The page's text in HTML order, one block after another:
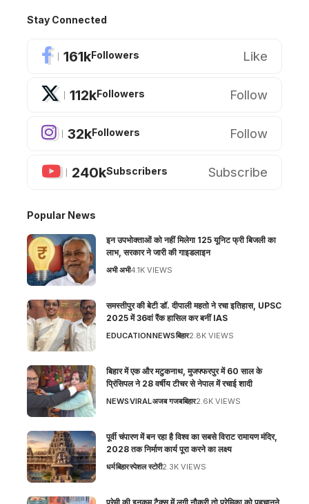
Stay Connected
161kFollowers Like
112kFollowers Follow
32kFollowers Follow
240kSubscribers Subscribe
Popular News
इन उपभोक्ताओं को नहीं मिलेगा 125 यूनिट फ्री बिजली का
लाभ, सरकार ने जारी की गाइडलाइन
अभी अभी4.1K VIEWS
समस्तीपुर की बेटी डॉ. दीपाली महतो ने रचा इतिहास, UPSC
2025 में 36वां रैंक हासिल कर बनीं IAS
EDUCATIONNEWSबिहार2.8K VIEWS
बिहार में एक और मटुकनाथ, मुजफ्फरपुर में 60 साल के
प्रिंसिपल ने 28 वर्षीय टीचर से नेपाल में रचाई शादी
NEWSVIRALअजब गजबबिहार2.6K VIEWS
पूर्वी चंपारण में बन रहा है विश्व का सबसे विराट रामायण मंदिर,
2028 तक निर्माण कार्य पूरा करने का लक्ष्य
धर्मबिहारस्पेशल स्टोरी2.3K VIEWS